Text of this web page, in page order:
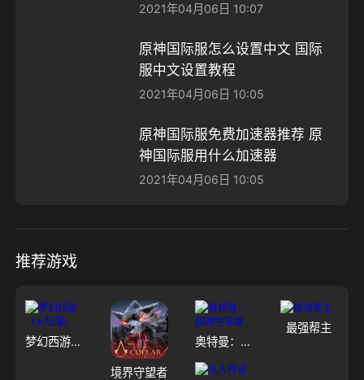
2021年04月06日 10:07
原神国际服怎么设置中文 国际
服中文设置教程
2021年04月06日 10:05
原神国际服免费加速器推荐 原
神国际服用什么加速器
2021年04月06日 10:05
推荐游戏
梦幻西游（大陆服）
境界守望者
奥特曼：超时空英雄
最强帮主